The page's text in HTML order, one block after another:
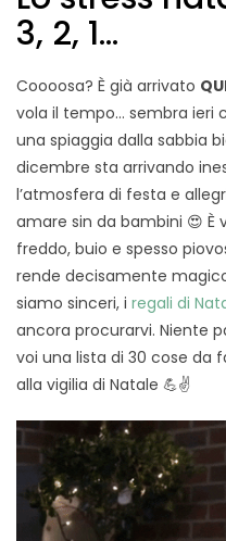
3, 2, 1…
Coooosa? È già arrivato
vola il tempo… sembra ieri
una spiaggia dalla sabbia
dicembre sta arrivando
l’atmosfera di festa e
amare sin da bambini 😍 È
freddo, buio e spesso
rende decisamente
siamo sinceri, i regali di
ancora procurarvi. Niente
voi una lista di 30 cose da
alla vigilia di Natale 💪✌️